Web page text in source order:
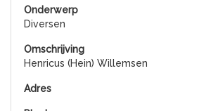
Diversen
Henricus (Hein) Willemsen